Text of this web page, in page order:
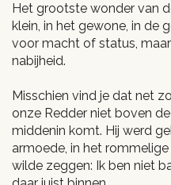
Het grootste wonder van
klein, in het gewone, in de
voor macht of status,
nabijheid.
Misschien vind je dat net
onze Redder niet boven
middenin komt. Hij werd
armoede, in het
wilde zeggen: Ik ben niet